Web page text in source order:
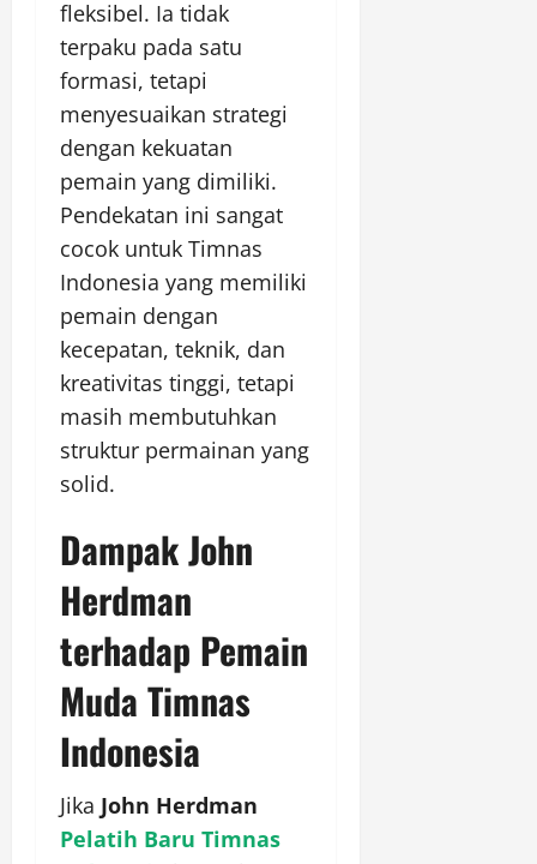
fleksibel. Ia tidak
terpaku pada satu
formasi, tetapi
menyesuaikan strategi
dengan kekuatan
pemain yang dimiliki.
Pendekatan ini sangat
cocok untuk Timnas
Indonesia yang memiliki
pemain dengan
kecepatan, teknik, dan
kreativitas tinggi, tetapi
masih membutuhkan
struktur permainan yang
solid.
Dampak John
Herdman
terhadap Pemain
Muda Timnas
Indonesia
Jika John Herdman
Pelatih Baru Timnas